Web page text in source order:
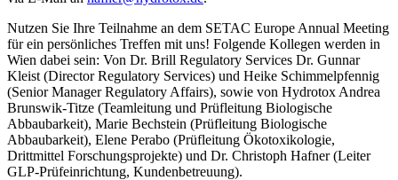
Nutzen Sie Ihre Teilnahme an dem SETAC Europe Annual Meeting
für ein persönliches Treffen mit uns! Folgende Kollegen werden in
Wien dabei sein: Von Dr. Brill Regulatory Services Dr. Gunnar
Kleist (Director Regulatory Services) und Heike Schimmelpfennig
(Senior Manager Regulatory Affairs), sowie von Hydrotox Andrea
Brunswik-Titze (Teamleitung und Prüfleitung Biologische
Abbaubarkeit), Marie Bechstein (Prüfleitung Biologische
Abbaubarkeit), Elene Perabo (Prüfleitung Ökotoxikologie,
Drittmittel Forschungsprojekte) und Dr. Christoph Hafner (Leiter
GLP-Prüfeinrichtung, Kundenbetreuung).